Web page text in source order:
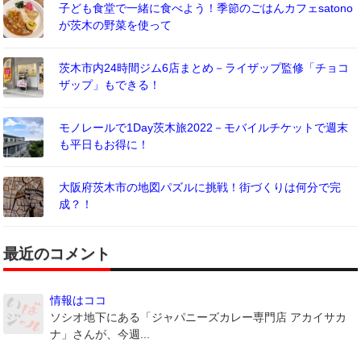
子ども食堂で一緒に食べよう！季節のごはんカフェsatono
が茨木の野菜を使って
茨木市内24時間ジム6店まとめ－ライザップ監修「チョコ
ザップ」もできる！
モノレールで1Day茨木旅2022－モバイルチケットで週末
も平日もお得に！
大阪府茨木市の地図パズルに挑戦！街づくりは何分で完
成？！
最近のコメント
情報はココ
ソシオ地下にある「ジャパニーズカレー専門店 アカイサカ
ナ」さんが、今週...